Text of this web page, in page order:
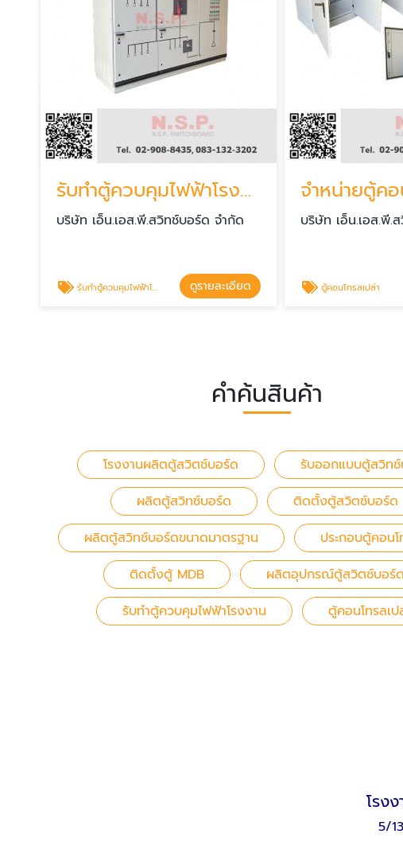
รับทำตู้ควบคุมไฟฟ้าโรงงาน
บริษัท เอ็น.เอส.พี.สวิทช์บอร์ด จำกัด
รับทำตู้ควบคุมไฟฟ้าโรงงาน ดูรายละเอียด
จำหน่ายตู้คอ
บริษัท เอ็น.เอส.พี.
ตู้คอนโทรลเปล่า
คำค้นสินค้า
โรงงานผลิตตู้สวิตช์บอร์ด
รับออกแบบตู้สวิท
ผลิตตู้สวิทช์บอร์ด
ติดตั้งตู้สวิตช์บอร์ด
ผลิตตู้สวิทช์บอร์ดขนาดมาตรฐาน
ประกอบตู้คอน
ติดตั้งตู้ MDB
ผลิตอุปกรณ์ตู้สวิตช์บอร์ด
รับทำตู้ควบคุมไฟฟ้าโรงงาน
ตู้คอนโทรลเป
โรง
5/